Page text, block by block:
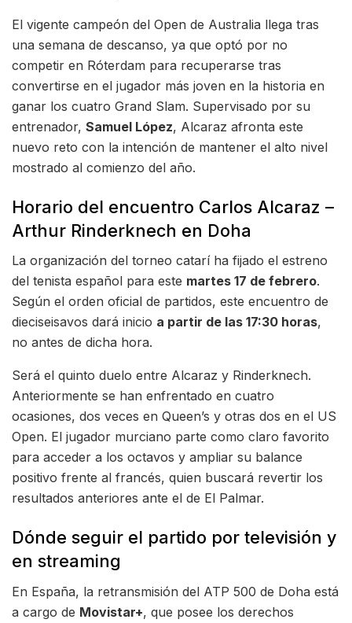
El vigente campeón del Open de Australia llega tras
una semana de descanso, ya que optó por no
competir en Róterdam para recuperarse tras
convertirse en el jugador más joven en la historia en
ganar los cuatro Grand Slam. Supervisado por su
entrenador, Samuel López, Alcaraz afronta este
nuevo reto con la intención de mantener el alto nivel
mostrado al comienzo del año.
Horario del encuentro Carlos Alcaraz –
Arthur Rinderknech en Doha
La organización del torneo catarí ha fijado el estreno
del tenista español para este martes 17 de febrero.
Según el orden oficial de partidos, este encuentro de
dieciseisavos dará inicio a partir de las 17:30 horas,
no antes de dicha hora.
Será el quinto duelo entre Alcaraz y Rinderknech.
Anteriormente se han enfrentado en cuatro
ocasiones, dos veces en Queen’s y otras dos en el US
Open. El jugador murciano parte como claro favorito
para acceder a los octavos y ampliar su balance
positivo frente al francés, quien buscará revertir los
resultados anteriores ante el de El Palmar.
Dónde seguir el partido por televisión y
en streaming
En España, la retransmisión del ATP 500 de Doha está
a cargo de Movistar+, que posee los derechos